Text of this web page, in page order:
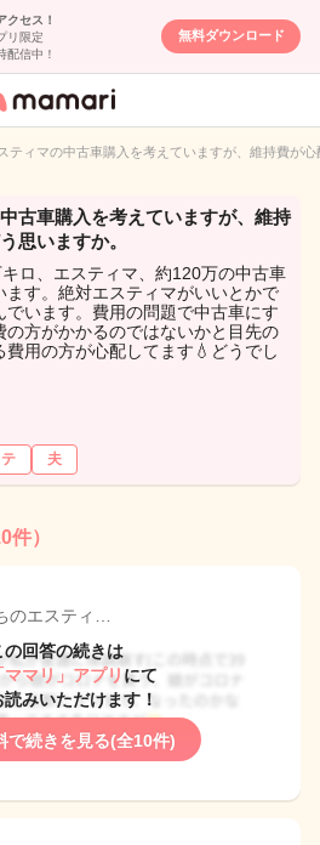
クセス！
リ限定
配信中！
無料ダウンロード
専用匿名QA
ティマの中古車購入を考えていますが、維持費が
古車購入を考えていますが、維持
思いますか。
ロ、エスティマ、約120万の中古車
ます。絶対エスティマがいいとかで
でいます。費用の問題で中古車にす
の方がかかるのではないかと目先の
用の方が心配してます💧どうでし
夫
件）
のエスティ…
の回答の続きは
ママリ」アプリ にて
読みいただけます！
で続きを見る(全10件)